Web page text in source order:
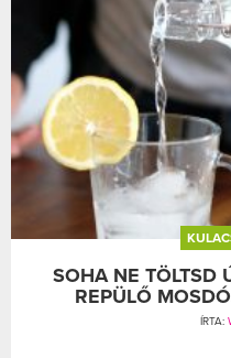
SOHA NE TÖLTSD
REPÜLŐ
ÍRTA: